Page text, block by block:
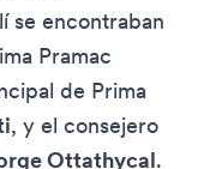
se encontraban
Pramac
de Prima
, y el consejero
Ottathycal.